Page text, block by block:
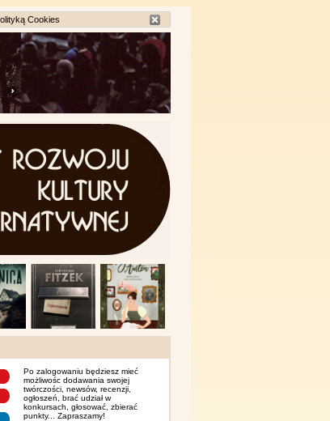
Cookies
Po zalogowaniu będziesz mieć
możliwośc dodawania swojej
twórczości, newsów, recenzji,
ogłoszeń, brać udział w
konkursach, głosować, zbierać
punkty... Zapraszamy!